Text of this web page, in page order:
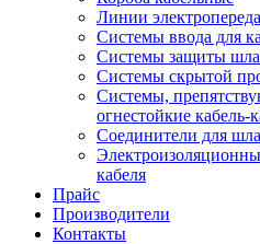
Линии
Системы ввода для
Системы защиты
Системы скрытой
Системы,
огнестойкие кабель-
Соединители для
кабеля
Прайс
Производители
Контакты